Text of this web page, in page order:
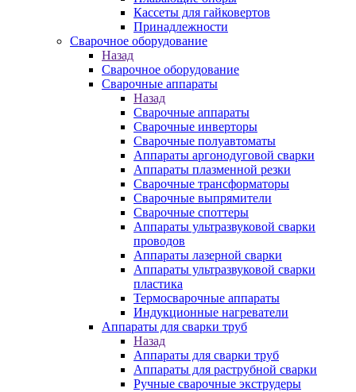
Кассеты для гайковертов
Принадлежности
Сварочное оборудование
Назад
Сварочное оборудование
Сварочные аппараты
Назад
Сварочные аппараты
Сварочные инверторы
Сварочные полуавтоматы
Аппараты аргонодуговой сварки
Аппараты плазменной резки
Сварочные трансформаторы
Сварочные выпрямители
Сварочные споттеры
Аппараты ультразвуковой сварки
проводов
Аппараты лазерной сварки
Аппараты ультразвуковой сварки
пластика
Термосварочные аппараты
Индукционные нагреватели
Аппараты для сварки труб
Назад
Аппараты для сварки труб
Аппараты для раструбной сварки
Ручные сварочные экструдеры